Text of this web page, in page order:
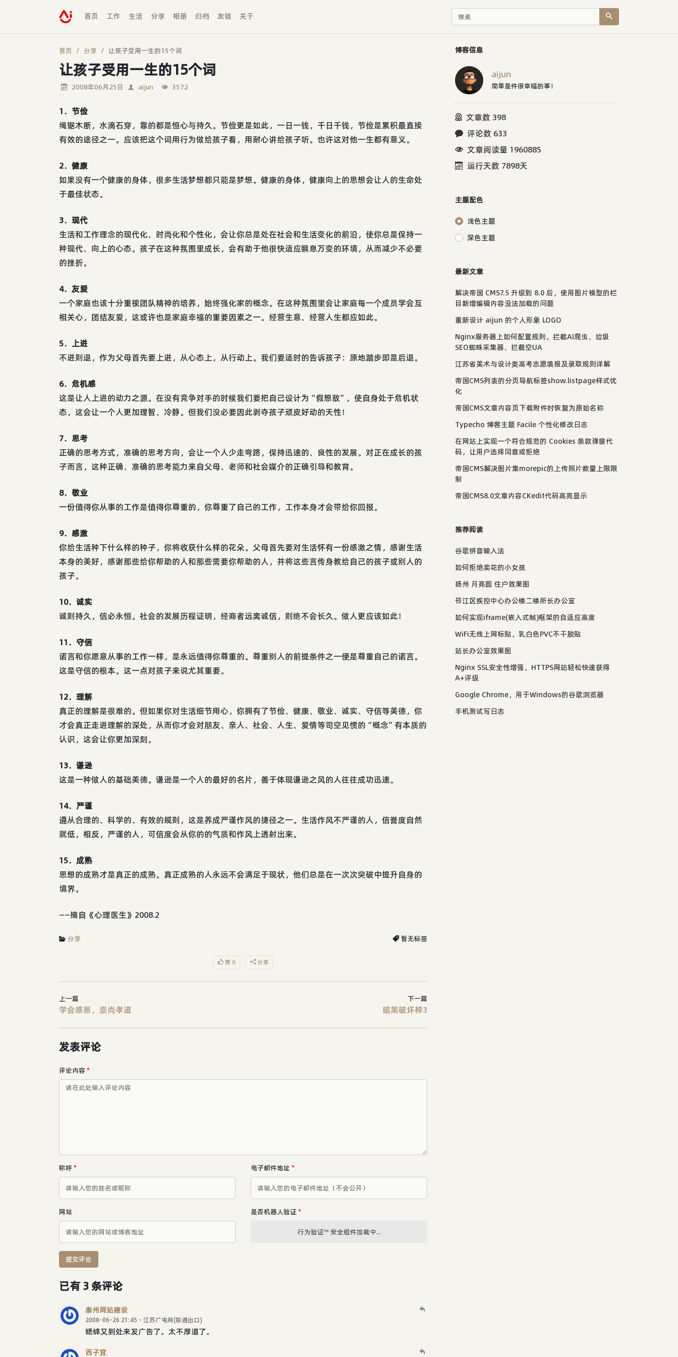
首页 工作 生活 分享 相册 归档 友链 关于
首页 分享 让孩子受用一生的15个词
让孩子受用一生的15个词
2008年06月25日 aijun 3572
1．节俭
绳锯木断，水滴石穿，靠的都是恒心与持久。节俭更是如此，一日一钱，千日千钱，节俭是累积最直接
有效的途径之一。应该把这个词用行为做给孩子看，用耐心讲给孩子听。也许这对他一生都有意义。
2．健康
如果没有一个健康的身体，很多生活梦想都只能是梦想。健康的身体，健康向上的思想会让人的生命处
于最佳状态。
3．现代
生活和工作理念的现代化、时尚化和个性化，会让你总是处在社会和生活变化的前沿，使你总是保持一
种现代、向上的心态。孩子在这种氛围里成长，会有助于他很快适应瞬息万变的环境，从而减少不必要
的挫折。
4．友爱
一个家庭也该十分重视团队精神的培养，始终强化家的概念。在这种氛围里会让家庭每一个成员学会互
相关心，团结友爱，这或许也是家庭幸福的重要因素之一。经营生意、经营人生都应如此。
5．上进
不进则退，作为父母首先要上进，从心态上，从行动上。我们要适时的告诉孩子：原地踏步即是后退。
6．危机感
这是让人上进的动力之源。在没有竞争对手的时候我们要把自己设计为“假想敌”，使自身处于危机状
态，这会让一个人更加理智、冷静。但我们没必要因此剥夺孩子顽皮好动的天性！
7．思考
正确的思考方式，准确的思考方向，会让一个人少走弯路，保持迅速的、良性的发展。对正在成长的孩
子而言，这种正确、准确的思考能力来自父母、老师和社会媒介的正确引导和教育。
8．敬业
一份值得你从事的工作是值得你尊重的，你尊重了自己的工作，工作本身才会带给你回报。
9．感激
你给生活种下什么样的种子，你将收获什么样的花朵。父母首先要对生活怀有一份感激之情，感谢生活
本身的美好，感谢那些给你帮助的人和那些需要你帮助的人，并将这些言传身教给自己的孩子或别人的
孩子。
10．诚实
诚则持久，信必永恒。社会的发展历程证明，经商者远离诚信，则绝不会长久。做人更应该如此！
11．守信
诺言和你愿意从事的工作一样，是永远值得你尊重的。尊重别人的前提条件之一便是尊重自己的诺言。
这是守信的根本。这一点对孩子来说尤其重要。
12．理解
真正的理解是很难的。但如果你对生活细节用心，你拥有了节俭、健康、敬业、诚实、守信等美德，你
才会真正走进理解的深处，从而你才会对朋友、亲人、社会、人生、爱情等司空见惯的“概念”有本质的
认识，这会让你更加深刻。
13．谦逊
这是一种做人的基础美德。谦逊是一个人的最好的名片，善于体现谦逊之风的人往往成功迅速。
14．严谨
遵从合理的、科学的、有效的规则，这是养成严谨作风的捷径之一。生活作风不严谨的人，信誉度自然
就低，相反，严谨的人，可信度会从你的的气质和作风上透射出来。
15．成熟
思想的成熟才是真正的成熟。真正成熟的人永远不会满足于现状，他们总是在一次次突破中提升自身的
境界。
——摘自《心理医生》2008.2
分享 暂无标签
赞 0 分享
上一篇
学会感恩，崇尚孝道
下一篇
暗黑破坏神3
发表评论
评论内容 *
称呼* 电子邮件地址 *
网站 是否机器人验证 *
行为验证™ 安全组件加载中...
提交评论
已有 3 条评论
泰州网站建设
2008-06-26 21:45 - 江苏广电网(联通出口)
蟋蟀又到处来发广告了。太不厚道了。
西子宜
博客信息
aijun
简单是件很幸福的事！
文章数 398
评论数 633
文章阅读量 1960885
运行天数 7898天
主题配色
浅色主题
深色主题
最新文章
解决帝国 CMS7.5 升级到 8.0 后，使用图片模型的栏
目新增编辑内容没法加载的问题
重新设计 aijun 的个人形象 LOGO
Nginx服务器上如何配置规则，拦截AI爬虫、垃圾
SEO蜘蛛采集器、拦截空UA
江苏省美术与设计类高考志愿填报及录取规则详解
帝国CMS列表的分页导航标签show.listpage样式优
化
帝国CMS文章内容页下载附件时恢复为原始名称
Typecho 博客主题 Facile 个性化修改日志
在网站上实现一个符合规范的 Cookies 条款弹窗代
码，让用户选择同意或拒绝
帝国CMS解决图片集morepic的上传照片数量上限限
制
帝国CMS8.0文章内容CKedit代码高亮显示
推荐阅读
谷歌拼音输入法
如何拒绝卖花的小女孩
扬州 月亮圆 住户效果图
邗江区疾控中心办公楼二楼所长办公室
如何实现iframe(嵌入式帧)框架的自适应高度
WiFi无线上网标贴，乳白色PVC不干胶贴
站长办公室效果图
Nginx SSL安全性增强，HTTPS网站轻松快速获得
A+评级
Google Chrome，用于Windows的谷歌浏览器
手机测试写日志